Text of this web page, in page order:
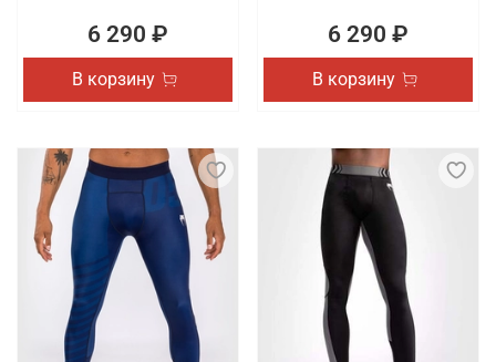
6 290 ₽
В корзину
6 290 ₽
В корзину